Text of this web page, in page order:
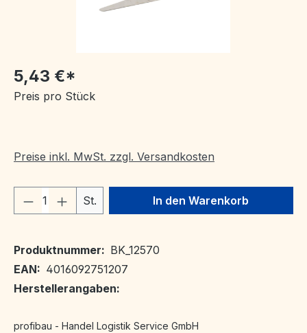
5,43 €*
Preis pro Stück
Preise inkl. MwSt. zzgl. Versandkosten
Produkt Anzahl: Gib den
St. In den Warenkorb
Produktnummer: BK_12570
EAN: 4016092751207
Herstellerangaben:
profibau - Handel Logistik Service GmbH